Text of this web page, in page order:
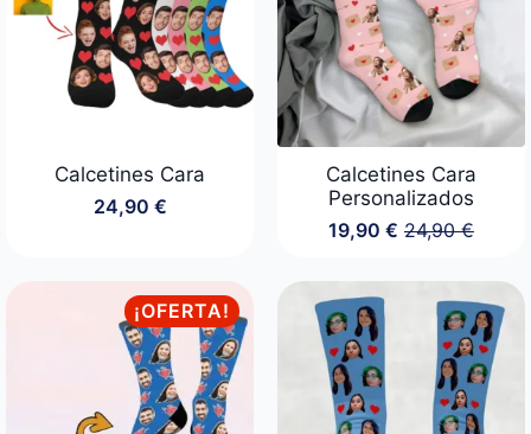
Calcetines Cara
24,90 €
Calcetines Cara
Personalizados
24,90€
El
original
24,90 €.
19,90€ El
actual
19,90 €.
¡OFERTA!